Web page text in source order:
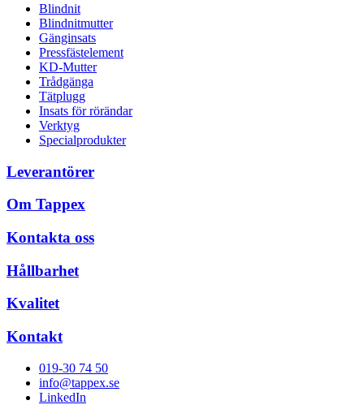
Blindnit
Blindnitmutter
Gänginsats
Pressfästelement
KD-Mutter
Trådgänga
Tätplugg
Insats för rörändar
Verktyg
Specialprodukter
Leverantörer
Om Tappex
Kontakta oss
Hållbarhet
Kvalitet
Kontakt
019-30 74 50
info@tappex.se
LinkedIn